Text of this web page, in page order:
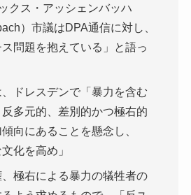
クス・アッシェンバッハ
）市議はDPA通信に対し、
ス問題を抱えている」と語っ
ドレスデンで「暴力を含む
多元的、差別的かつ極右的
向にあることを懸念し、
化を高め」
、極右による暴力の犠牲者の